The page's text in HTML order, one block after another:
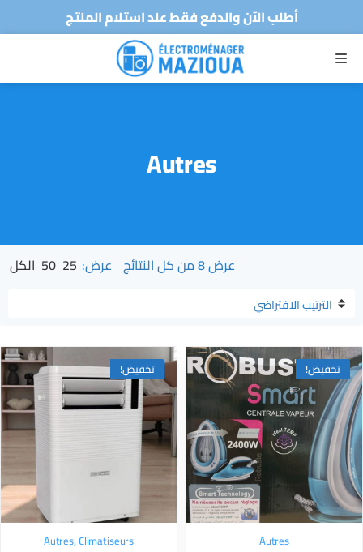
توصيل سريع لجميع الولايات
متجركم الرقمي للأجهزة الكهرومنزلية
أطلب الآن والدفع فقط عند استلام المنتج
القائمة
Autres
عرض ⁦8⁩ من كل النتائج عرض: 25
50 الكل
تخفيض!
Autres
تخفيض!
Autres,Climatiseurs